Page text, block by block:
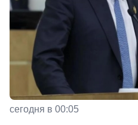
сегодня в 00:05